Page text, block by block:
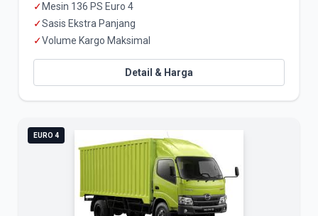
✓ Mesin 136 PS Euro 4
✓Sasis Ekstra Panjang
✓Volume Kargo Maksimal
Detail & Harga
EURO 4